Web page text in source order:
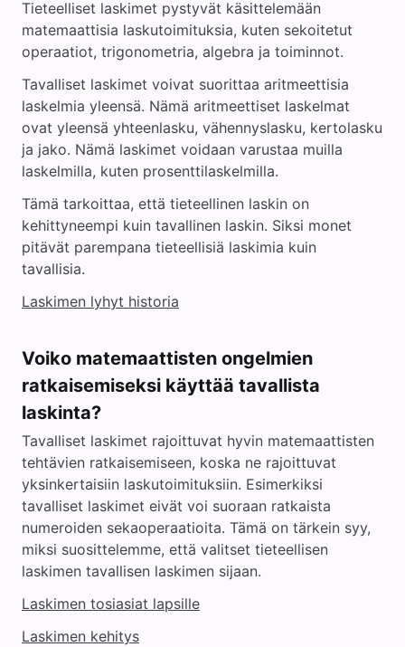
Tieteelliset laskimet pystyvät käsittelemään
matemaattisia laskutoimituksia, kuten sekoitetut
operaatiot, trigonometria, algebra ja toiminnot.
Tavalliset laskimet voivat suorittaa aritmeettisia
laskelmia yleensä. Nämä aritmeettiset laskelmat
ovat yleensä yhteenlasku, vähennyslasku, kertolasku
ja jako. Nämä laskimet voidaan varustaa muilla
laskelmilla, kuten prosenttilaskelmilla.
Tämä tarkoittaa, että tieteellinen laskin on
kehittyneempi kuin tavallinen laskin. Siksi monet
pitävät parempana tieteellisiä laskimia kuin
tavallisia.
Laskimen lyhyt historia
Voiko matemaattisten ongelmien
ratkaisemiseksi käyttää tavallista
laskinta?
Tavalliset laskimet rajoittuvat hyvin matemaattisten
tehtävien ratkaisemiseen, koska ne rajoittuvat
yksinkertaisiin laskutoimituksiin. Esimerkiksi
tavalliset laskimet eivät voi suoraan ratkaista
numeroiden sekaoperaatioita. Tämä on tärkein syy,
miksi suosittelemme, että valitset tieteellisen
laskimen tavallisen laskimen sijaan.
Laskimen tosiasiat lapsille
Laskimen kehitys